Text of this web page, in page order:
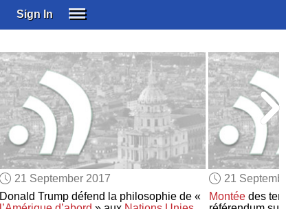
Sign In
SUBSCRIBE
EDUCATIONAL LICENSES
GIFT CARDS
OTHER LANGUAGES
ABOUT US
ALEXA
ADJUST COLORS
21 September 2017
Donald Trump défend la philosophie de «
21
Montée des